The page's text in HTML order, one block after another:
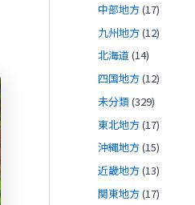
中部地方(17)
九州地方(12)
北海道 (14)
四国地方(12)
未分類(329)
東北地方(17)
沖縄地方(15)
近畿地方(13)
関東地方(17)